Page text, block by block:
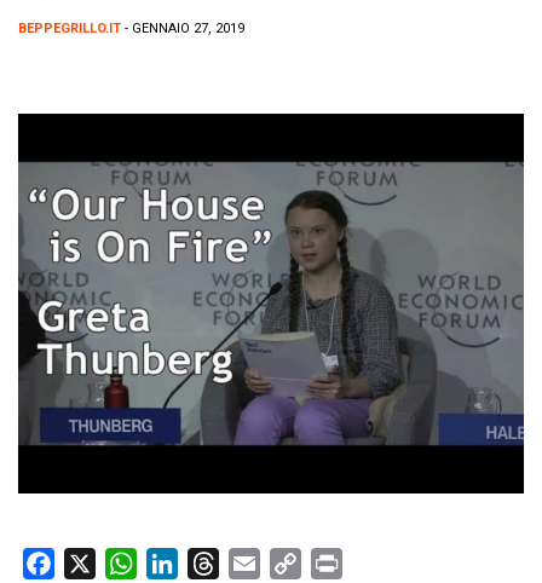
BEPPEGRILLO.IT - GENNAIO 27, 2019
W